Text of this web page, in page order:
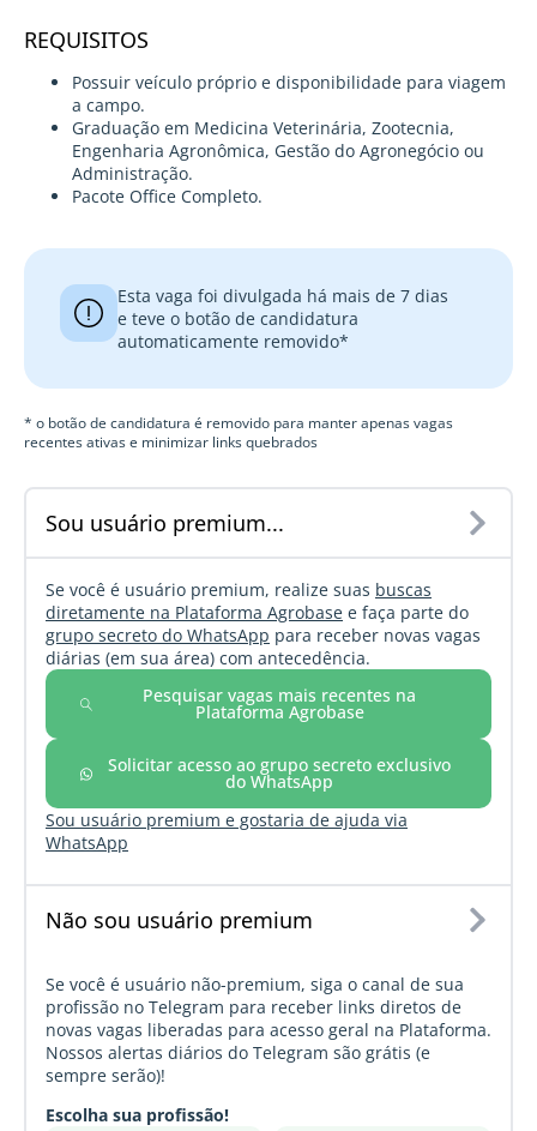
REQUISITOS
Possuir veículo próprio e disponibilidade para viagem
a campo.
Graduação em Medicina Veterinária, Zootecnia,
Engenharia Agronômica, Gestão do Agronegócio ou
Administração.
Pacote Office Completo.
Esta vaga foi divulgada há mais de 7 dias
e teve o botão de candidatura
automaticamente removido*
* o botão de candidatura é removido para manter apenas vagas
recentes ativas e minimizar links quebrados
Sou usuário premium...
Se você é usuário premium, realize suas buscas
diretamente na Plataforma Agrobase e faça parte do
grupo secreto do WhatsApp para receber novas vagas
diárias (em sua área) com antecedência.
Pesquisar vagas mais recentes na
Plataforma Agrobase
Solicitar acesso ao grupo secreto exclusivo
do WhatsApp
Sou usuário premium e gostaria de ajuda via
WhatsApp
Não sou usuário premium
Se você é usuário não-premium, siga o canal de sua
profissão no Telegram para receber links diretos de
novas vagas liberadas para acesso geral na Plataforma.
Nossos alertas diários do Telegram são grátis (e
sempre serão)!
Escolha sua profissão!